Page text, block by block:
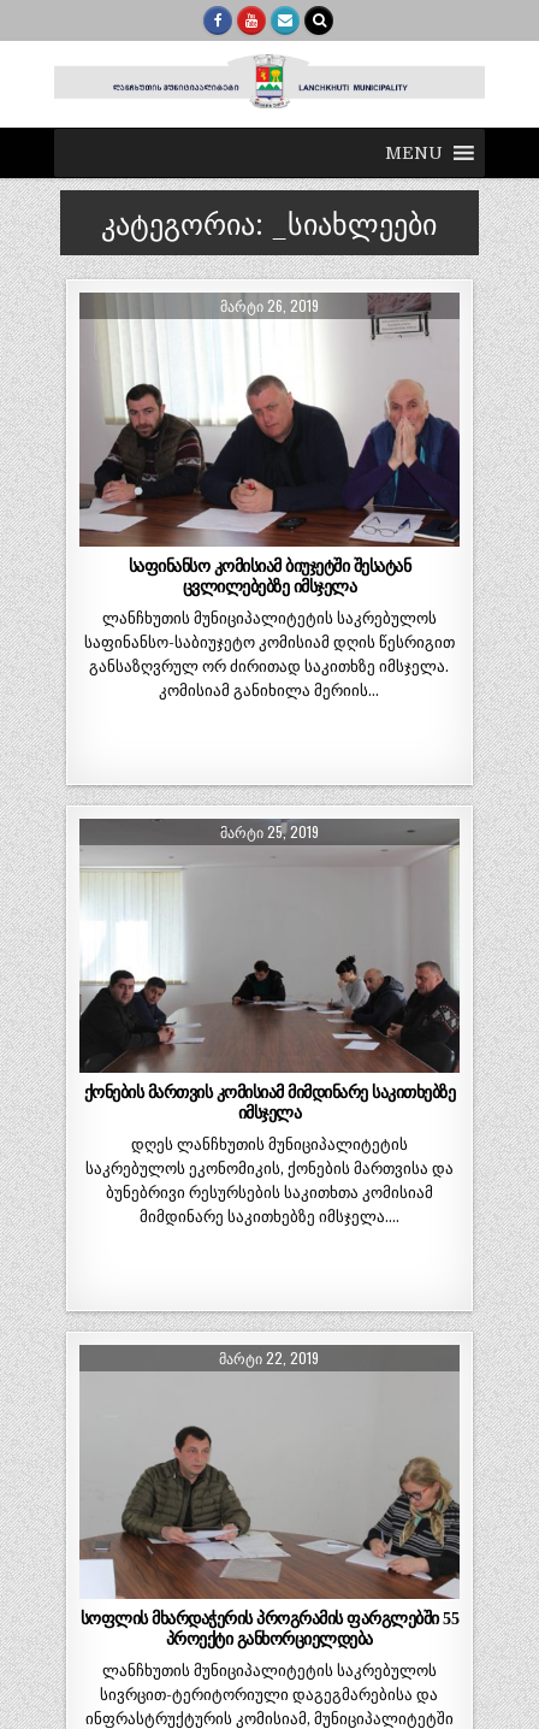
MENU
კატეგორია: _სიახლეები
ᲛᲐᲠᲢᲘ 26, 2019
საფინანსო კომისიამ ბიუჯეტში შესატან
ცვლილებებზე იმსჯელა
ლანჩხუთის მუნიციპალიტეტის საკრებულოს
საფინანსო-საბიუჯეტო კომისიამ დღის წესრიგით
განსაზღვრულ ორ ძირითად საკითხზე იმსჯელა.
კომისიამ განიხილა მერიის…
ᲛᲐᲠᲢᲘ 25, 2019
ქონების მართვის კომისიამ მიმდინარე საკითხებზე
იმსჯელა
დღეს ლანჩხუთის მუნიციპალიტეტის
საკრებულოს ეკონომიკის, ქონების მართვისა და
ბუნებრივი რესურსების საკითხთა კომისიამ
მიმდინარე საკითხებზე იმსჯელა….
ᲛᲐᲠᲢᲘ 22, 2019
სოფლის მხარდაჭერის პროგრამის ფარგლებში 55
პროექტი განხორციელდება
ლანჩხუთის მუნიციპალიტეტის საკრებულოს
სივრცით-ტერიტორიული დაგეგმარებისა და
ინფრასტრუქტურის კომისიამ, მუნიციპალიტეტში